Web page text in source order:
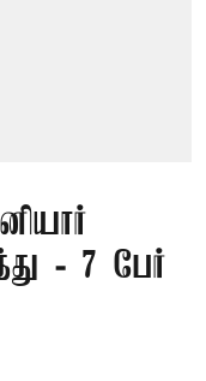
- 7 பேர்